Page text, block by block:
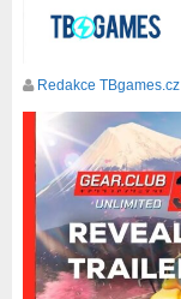
Redakce TBgames.cz